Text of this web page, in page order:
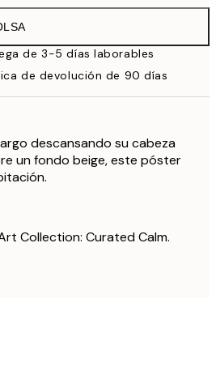
32,45 €
de 3-5 días laborables
de devolución de 90 días
descansando su cabeza
un fondo beige, este póster
Collection: Curated Calm.